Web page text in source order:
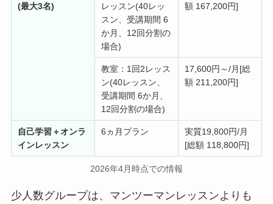
(最大3名)
レッスン(40レッ
スン、受講期間 6
か月、12回分割の
場合)
額 167,200円]
教室：1回2レッス
ン(40レッスン、
受講期間 6か月、
12回分割の場合)
17,600円～/月[総
額 211,200円]
自己学習＋オンラ
インレッスン
6ヵ月プラン
実質19,800円/月
[総額 118,800円]
2026年4月時点での情報
少人数グループは、マンツーマンレッスンよりも